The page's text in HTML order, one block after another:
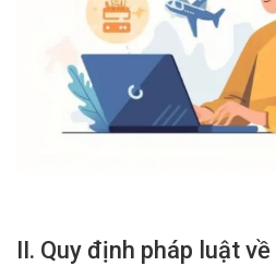
II. Quy định pháp luật